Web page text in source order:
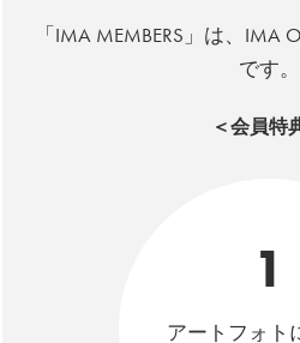
「IMA MEMBERS」は、IMA
です。
＜会員特
1
アートフォト